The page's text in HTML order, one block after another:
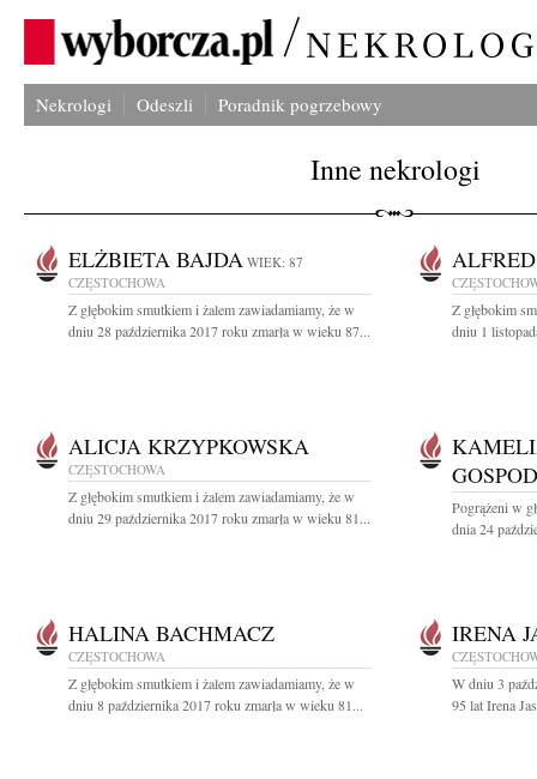
Nekrologi Odeszli Poradnik pogrzebowy
Inne nekrologi
ELŻBIETA BAJDA WIEK: 87
CZĘSTOCHOWA
Z głębokim smutkiem i żalem zawiadamiamy, że w
dniu 28 października 2017 roku zmarła w wieku 87...
Z głębokim
dniu 1
ALICJA KRZYPKOWSKA
CZĘSTOCHOWA
Z głębokim smutkiem i żalem zawiadamiamy, że w
dniu 29 października 2017 roku zmarła w wieku 81...
Pogrążeni w
dnia 24
HALINA BACHMACZ
CZĘSTOCHOWA
Z głębokim smutkiem i żalem zawiadamiamy, że w
dniu 8 października 2017 roku zmarła w wieku 81...
IRENA
W dniu 3
95 lat Irena